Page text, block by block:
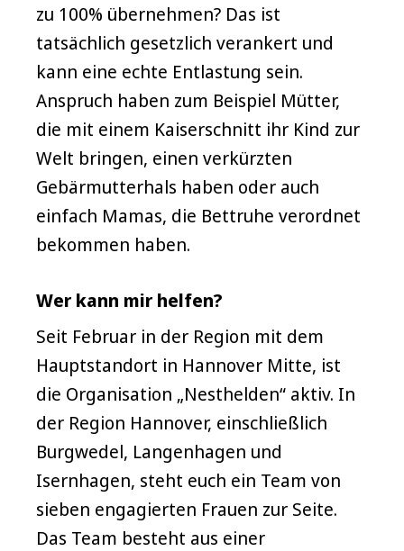
zu 100% übernehmen? Das ist
tatsächlich gesetzlich verankert und
kann eine echte Entlastung sein.
Anspruch haben zum Beispiel Mütter,
die mit einem Kaiserschnitt ihr Kind zur
Welt bringen, einen verkürzten
Gebärmutterhals haben oder auch
einfach Mamas, die Bettruhe verordnet
bekommen haben.
Wer kann mir helfen?
Seit Februar in der Region mit dem
Hauptstandort in Hannover Mitte, ist
die Organisation „Nesthelden“ aktiv. In
der Region Hannover, einschließlich
Burgwedel, Langenhagen und
Isernhagen, steht euch ein Team von
sieben engagierten Frauen zur Seite.
Das Team besteht aus einer